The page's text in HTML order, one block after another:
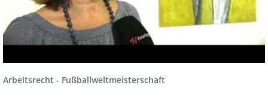
Arbeitsrecht - Fußballweltmeisterschaft